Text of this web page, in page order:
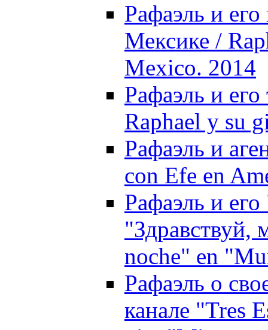
Рафаэль и
Мексике /
Mexico. 2014
Рафаэль и
Raphael y su
Рафаэль и
con Efe en
Рафаэль и
"Здравствуй,
noche" en
Рафаэль о
канале "Tres